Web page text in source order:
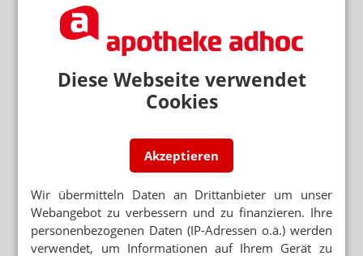
Diese Webseite verwendet
Cookies
Akzeptieren
Wir übermitteln Daten an Drittanbieter um unser
Webangebot zu verbessern und zu finanzieren. Ihre
personenbezogenen Daten (IP-Adressen o.ä.) werden
verwendet, um Informationen auf Ihrem Gerät zu
Warteliste: Abnehmpille als Monatsabo
Mehr aus Ressort
Länder verärgert über Hauruck-Sparpaket
Das Cannabis-Chaos
ANTRAG ABGELEHNT
Grüne: Apotheken sollen Klimaanlagen abgeben